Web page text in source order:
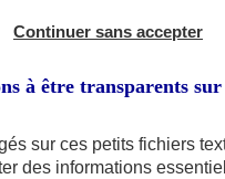
Continuer sans accepter
à être transparents
sur ces petits fichiers
des informations